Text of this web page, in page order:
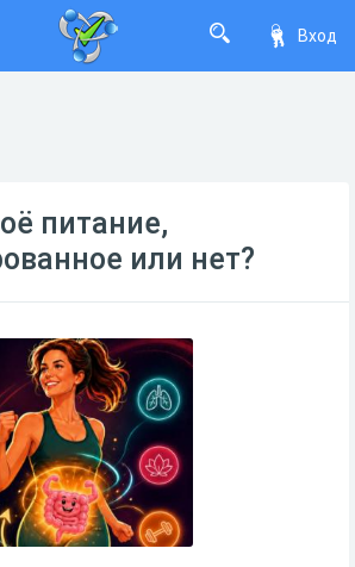
Вход
питание,
или нет?